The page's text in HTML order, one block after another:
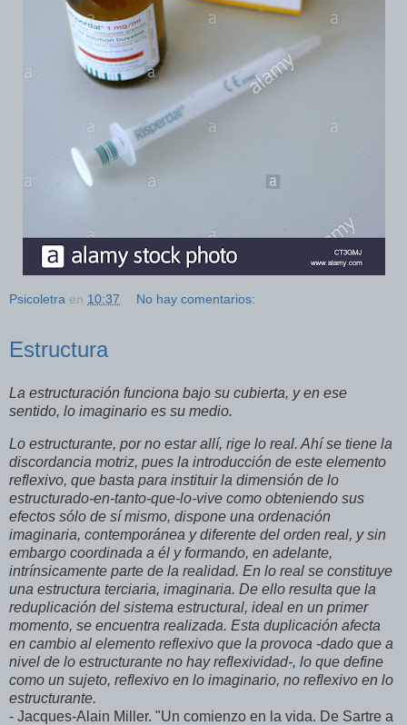
Psicoletra en 10:37 No hay comentarios:
Estructura
La estructuración funciona bajo su cubierta, y en ese
sentido, lo imaginario es su medio.
Lo estructurante, por no estar allí, rige lo real. Ahí se tiene la
discordancia motriz, pues la introducción de este elemento
reflexivo, que basta para instituir la dimensión de lo
estructurado-en-tanto-que-lo-vive como obteniendo sus
efectos sólo de sí mismo, dispone una ordenación
imaginaria, contemporánea y diferente del orden real, y sin
embargo coordinada a él y formando, en adelante,
intrínsicamente parte de la realidad. En lo real se constituye
una estructura terciaria, imaginaria. De ello resulta que la
reduplicación del sistema estructural, ideal en un primer
momento, se encuentra realizada. Esta duplicación afecta
en cambio al elemento reflexivo que la provoca -dado que a
nivel de lo estructurante no hay reflexividad-, lo que define
como un sujeto, reflexivo en lo imaginario, no reflexivo en lo
estructurante.
- Jacques-Alain Miller. "Un comienzo en la vida. De Sartre a